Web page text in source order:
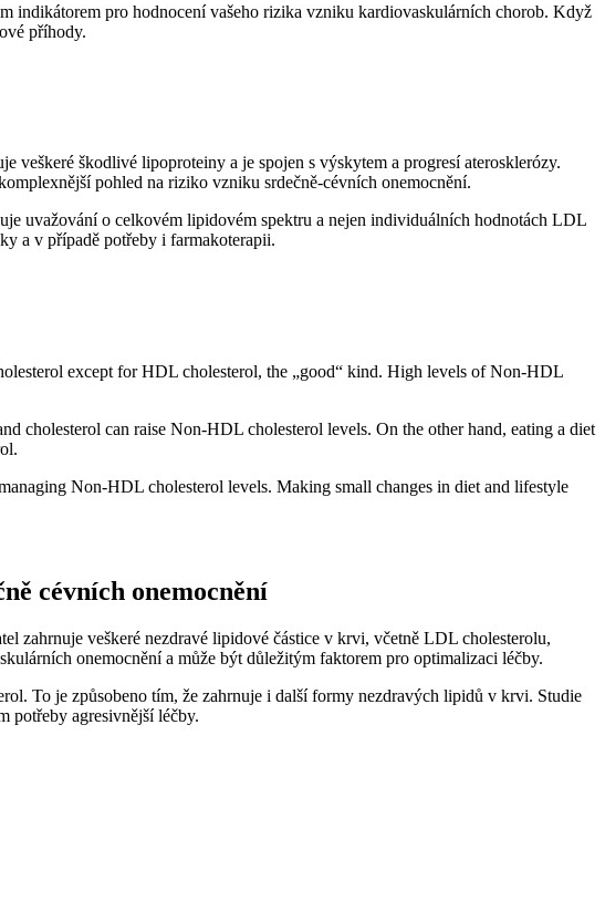
pro hodnocení vašeho rizika vzniku kardiovaskulárních chorob. Když
​příhody.
veškeré⁢ škodlivé lipoproteiny a je spojen s výskytem a progresí aterosklerózy.
pohled na riziko vzniku⁤ srdečně-cévních onemocnění.
uvažování o celkovém lipidovém spektru a nejen individuálních‍ hodnotách LDL
​a v případě potřeby i farmakoterapii.
except for HDL​ cholesterol, the „good“ kind. ⁢High levels of​ Non-HDL‍
cholesterol can raise Non-HDL cholesterol levels. On ⁤the other hand, eating a diet⁢
Non-HDL cholesterol levels. Making small changes⁤ in diet ‌and lifestyle
​cévních onemocnění
zahrnuje veškeré nezdravé lipidové​ částice v krvi, včetně LDL cholesterolu,
onemocnění ⁣a může být⁢ důležitým faktorem pro ⁢optimalizaci léčby.
To je způsobeno tím, že zahrnuje i další formy nezdravých lipidů v krvi. Studie
potřeby agresivnější léčby.